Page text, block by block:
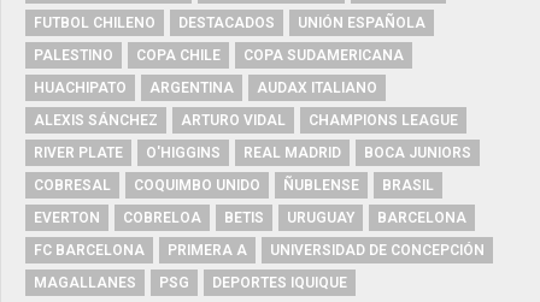
FUTBOL CHILENO
DESTACADOS
UNIÓN ESPAÑOLA
PALESTINO
COPA CHILE
COPA SUDAMERICANA
HUACHIPATO
ARGENTINA
AUDAX ITALIANO
ALEXIS SÁNCHEZ
ARTURO VIDAL
CHAMPIONS LEAGUE
RIVER PLATE
O'HIGGINS REAL MADRID
BOCA JUNIORS
COBRESAL
COQUIMBO UNIDO ÑUBLENSE
BRASIL
EVERTON
COBRELOA BETIS URUGUAY
BARCELONA
FC BARCELONA
PRIMERA A
UNIVERSIDAD DE CONCEPCIÓN
MAGALLANES
PSG DEPORTES IQUIQUE